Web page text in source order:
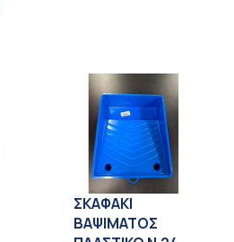
ΣΚΑΦΑΚΙ
ΒΑΨΙΜΑΤΟΣ